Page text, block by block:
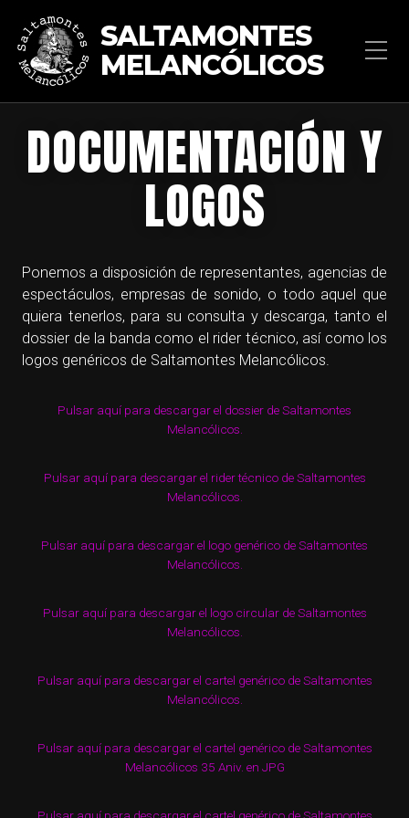
SALTAMONTES
MELANCÓLICOS
DOCUMENTACIÓN Y
LOGOS
Ponemos a disposición de representantes, agencias de
espectáculos, empresas de sonido, o todo aquel que
quiera tenerlos, para su consulta y descarga, tanto el
dossier de la banda como el rider técnico, así como los
logos genéricos de Saltamontes Melancólicos.
Pulsar aquí para descargar el dossier de Saltamontes
Melancólicos.
Pulsar aquí para descargar el rider técnico de Saltamontes
Melancólicos.
Pulsar aquí para descargar el logo genérico de Saltamontes
Melancólicos.
Pulsar aquí para descargar el logo circular de Saltamontes
Melancólicos.
Pulsar aquí para descargar el cartel genérico de Saltamontes
Melancólicos.
Pulsar aquí para descargar el cartel genérico de Saltamontes
Melancólicos 35 Aniv. en JPG